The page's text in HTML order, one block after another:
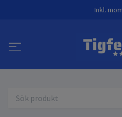
Inkl.